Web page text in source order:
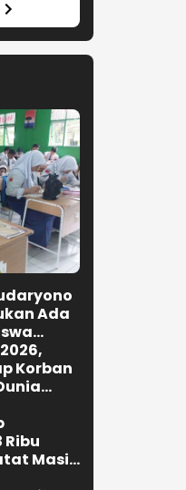
Izin,
Jalan
Tata
2026
Ada